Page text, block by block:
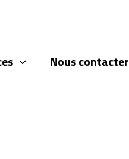
Nous contacter